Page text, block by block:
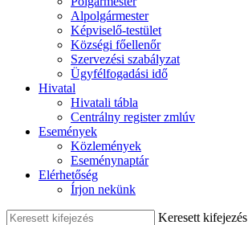
Alpolgármester
Képviselő-testület
Községi főellenőr
Szervezési szabályzat
Ügyfélfogadási idő
Hivatal
Hivatali tábla
Centrálny register zmlúv
Események
Közlemények
Eseménynaptár
Elérhetőség
Írjon nekünk
Keresett kifejezés